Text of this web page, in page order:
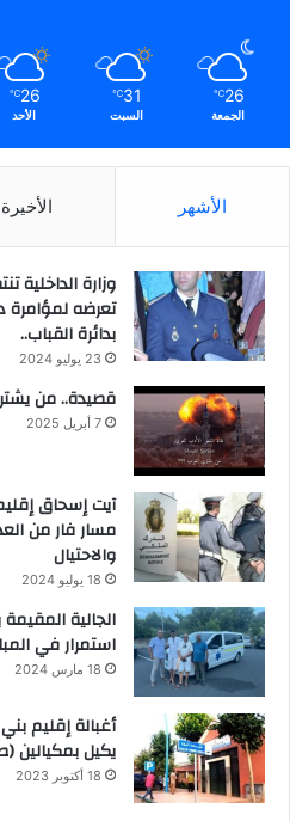
26
℃
الجمعة
31
℃
السبت
26
℃
الأحد
الأشهر الأخيرة
وزارة الداخلية
تعرضه لمؤامرة
بدائرة القباب..
23 يوليو 2024
قصيدة.. من
7 أبريل 2025
آيت إسحاق
مسار فار من
والاحتيال
18 يوليو 2024
الجالية المقيمة
استمرار في
18 مارس 2024
أغبالة إقليم
يكيل بمكيالين
18 أكتوبر 2023